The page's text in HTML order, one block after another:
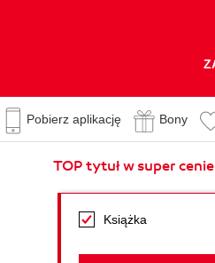
Pobierz aplikację Bony
TOP tytuł w super
Książka